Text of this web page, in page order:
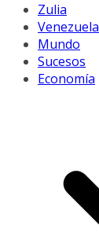
Zulia
Venezuela
Mundo
Sucesos
Economía